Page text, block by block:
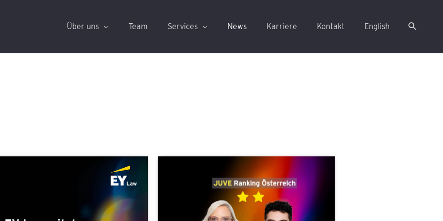
Über uns Team Services News Karriere Kontakt English